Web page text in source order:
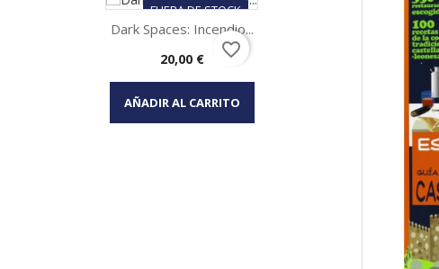
FUERA DE STOCK
Vista rápida
Dark Spaces: Incendio...
Precio
20,00 €
AÑADIR AL CARRITO
favorite_border